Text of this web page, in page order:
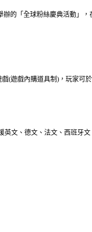
辦的「全球粉絲慶典活動」
戲(遊戲內購道具制 ) ，玩家可於
英文、德文、法文、西班牙